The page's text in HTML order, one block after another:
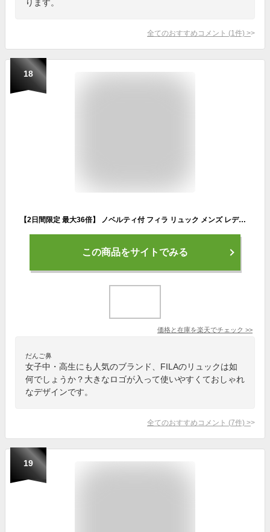
ります。
全てのおすすめコメント (1 件) >
18
【2日間限定 最大36倍】 ノベルティ付 フィラ リュック メンズ レディース 大容量 FILA バック ブランド おしゃれ 通学 学生 軽量 軽い 丈夫 PC シンプル 黒 女子 男子 ボックス型 スクエア 撥水 A4 B4 30L 別注カラー 7577 7714
この商品をサイトでみる
価格と在庫を楽天でチェック >>
だんご鼻
女子中・高生にも人気のブランド、FILAのリュックは如
何でしょうか？大きなロゴが入って使いやすくておしゃれ
なデザインです。
全てのおすすめコメント (7件) >
19